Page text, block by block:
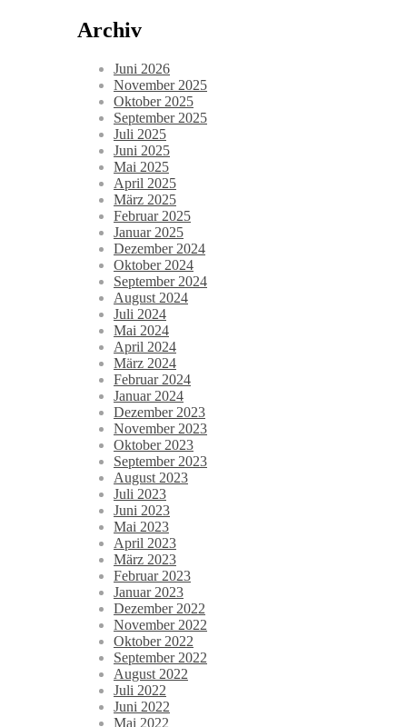
Archiv
Juni 2026
November 2025
Oktober 2025
September 2025
Juli 2025
Juni 2025
Mai 2025
April 2025
März 2025
Februar 2025
Januar 2025
Dezember 2024
Oktober 2024
September 2024
August 2024
Juli 2024
Mai 2024
April 2024
März 2024
Februar 2024
Januar 2024
Dezember 2023
November 2023
Oktober 2023
September 2023
August 2023
Juli 2023
Juni 2023
Mai 2023
April 2023
März 2023
Februar 2023
Januar 2023
Dezember 2022
November 2022
Oktober 2022
September 2022
August 2022
Juli 2022
Juni 2022
Mai 2022